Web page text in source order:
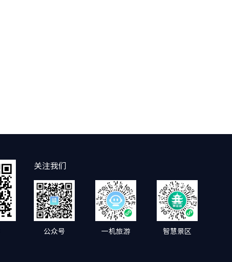
关注我们
公众号 一机旅游 智慧景区